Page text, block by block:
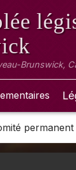
Brunswick,